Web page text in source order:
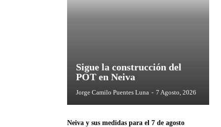
Sigue la construcción del
POT en Neiva
Jorge Camilo Puentes Luna - 7 Agosto, 2026
Neiva y sus medidas para el 7 de agosto